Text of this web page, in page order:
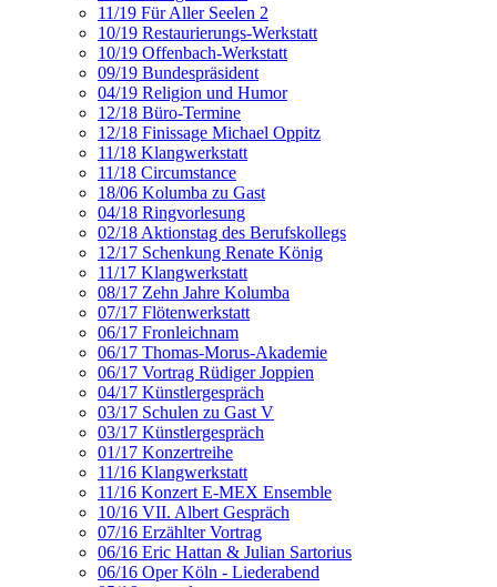
11/19 Für Aller Seelen 2
10/19 Restaurierungs-Werkstatt
10/19 Offenbach-Werkstatt
09/19 Bundespräsident
04/19 Religion und Humor
12/18 Büro-Termine
12/18 Finissage Michael Oppitz
11/18 Klangwerkstatt
11/18 Circumstance
18/06 Kolumba zu Gast
04/18 Ringvorlesung
02/18 Aktionstag des Berufskollegs
12/17 Schenkung Renate König
11/17 Klangwerkstatt
08/17 Zehn Jahre Kolumba
07/17 Flötenwerkstatt
06/17 Fronleichnam
06/17 Thomas-Morus-Akademie
06/17 Vortrag Rüdiger Joppien
04/17 Künstlergespräch
03/17 Schulen zu Gast V
03/17 Künstlergespräch
01/17 Konzertreihe
11/16 Klangwerkstatt
11/16 Konzert E-MEX Ensemble
10/16 VII. Albert Gespräch
07/16 Erzählter Vortrag
06/16 Eric Hattan & Julian Sartorius
06/16 Oper Köln - Liederabend